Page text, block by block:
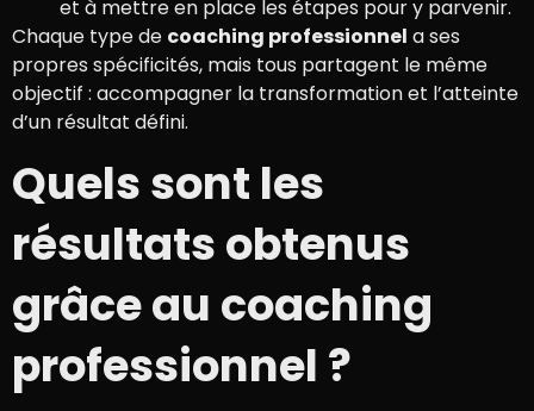
et à mettre en place les étapes pour y parvenir.
Chaque type de coaching professionnel a ses
propres spécificités, mais tous partagent le même
objectif : accompagner la transformation et l’atteinte
d’un résultat défini.
Quels sont les
résultats obtenus
grâce au coaching
professionnel ?